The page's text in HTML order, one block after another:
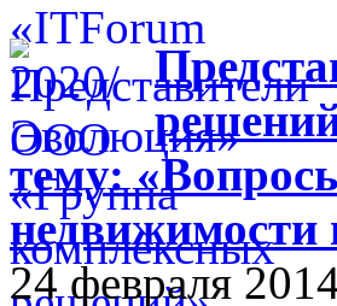
тему:
недвижимости
24 февраля